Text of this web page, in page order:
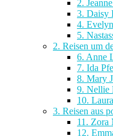
2.
3. Daisy
4.
5.
2. Reisen um
6. Anne
7. Ida
8. Mary
9. Nellie
10.
3. Reisen aus
11. Zora
12.